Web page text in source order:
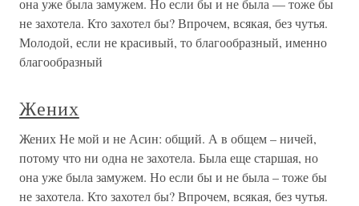
она уже была замужем. Но если бы и не была — тоже бы
не захотела. Кто захотел бы? Впрочем, всякая, без чутья.
Молодой, если не красивый, то благообразный, именно
благообразный
Жених
Жених Не мой и не Асин: общий. А в общем – ничей,
потому что ни одна не захотела. Была еще старшая, но
она уже была замужем. Но если бы и не была – тоже бы
не захотела. Кто захотел бы? Впрочем, всякая, без чутья.